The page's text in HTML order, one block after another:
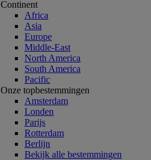
Continent
Africa
Asia
Europe
Middle-East
North America
South America
Pacific
Onze topbestemmingen
Amsterdam
Londen
Parijs
Rotterdam
Berlijn
Bekijk alle bestemmingen